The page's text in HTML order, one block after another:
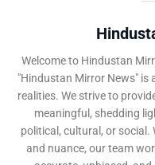
Welcome to Hindustan
"Hindustan Mirror News" is
realities. We strive to
meaningful, shedding
political, cultural, or
and nuance, our team